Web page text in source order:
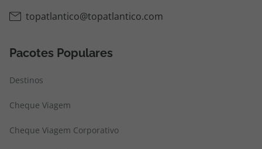
topatlantico@topatlantico.com
Pacotes Populares
Destinos
Cheque Viagem
Cheque Viagem Corporativo